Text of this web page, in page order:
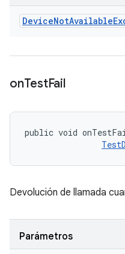
DeviceNotAvailable
onTestFail
public void
Devolución de llamada
Parámetros